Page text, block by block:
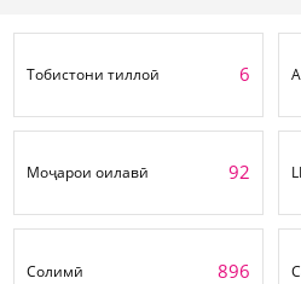
Тобистони тиллоӣ 6
Моҷарои оилавӣ 92
Солимӣ 896